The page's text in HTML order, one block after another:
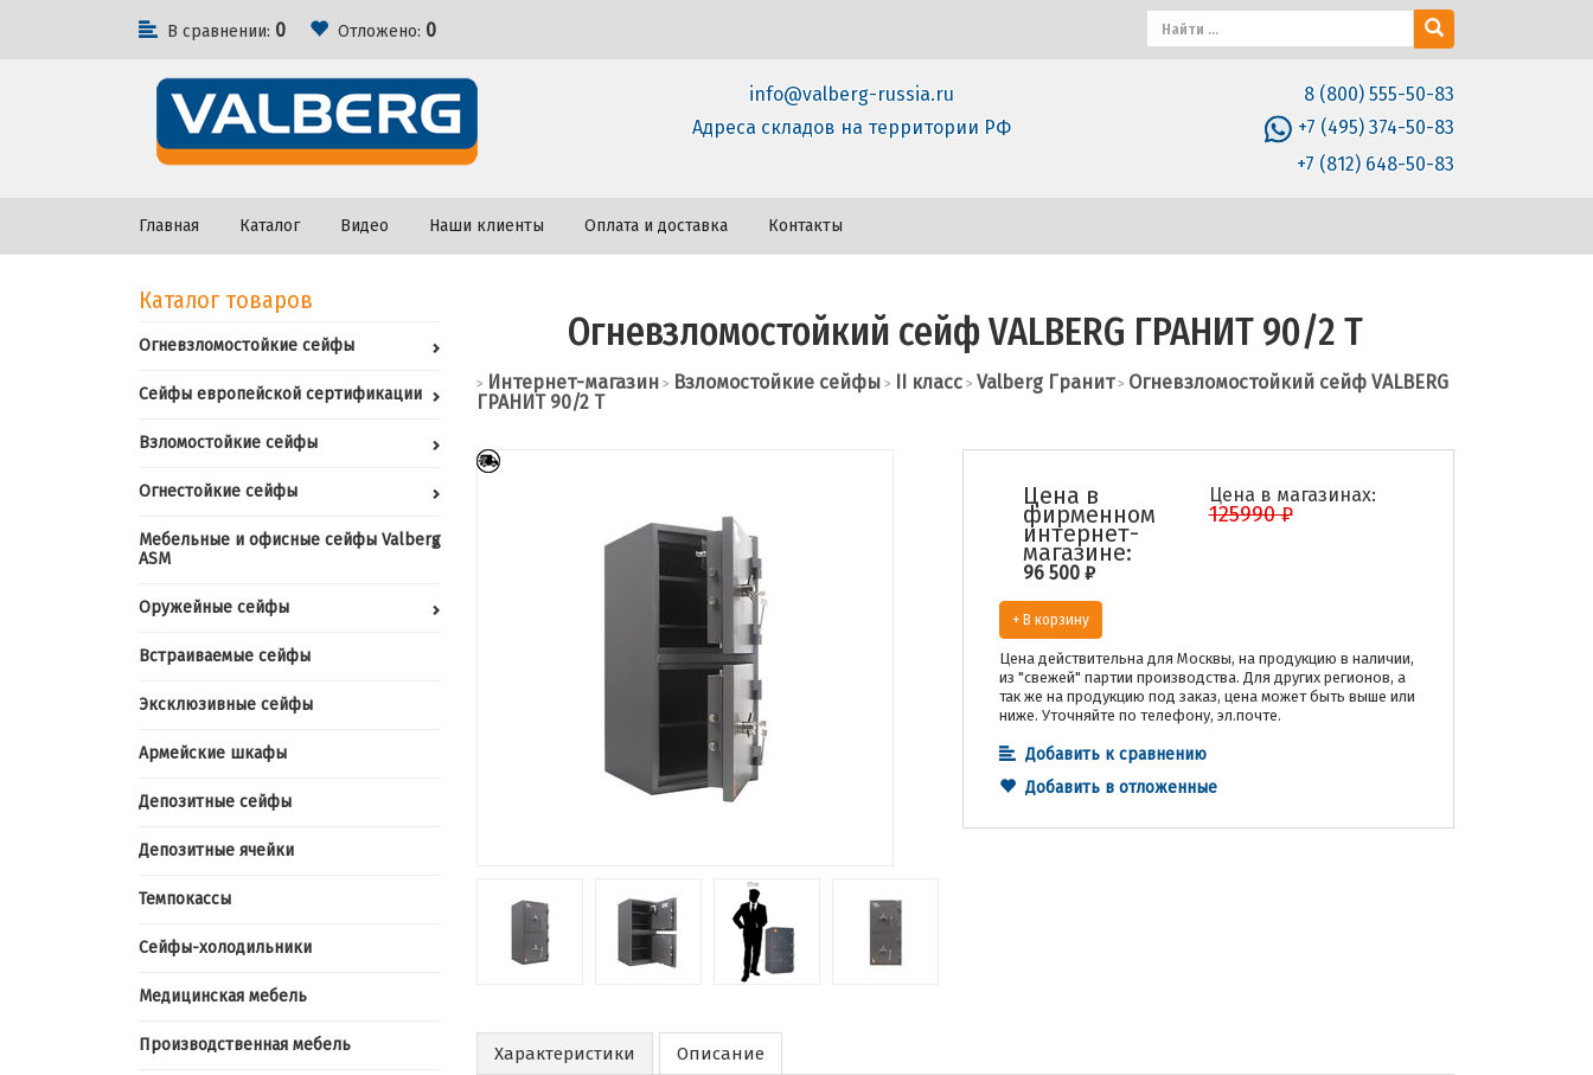
В сравнении: 0 Отложено: 0
info@valberg-russia.ru
Адреса складов на территории РФ
8 (800) 555-50-83
+7 (495) 374-50-83
+7 (812) 648-50-83
Главная Каталог Видео Наши клиенты Оплата и доставка Контакты
Каталог товаров
Огневзломостойкие сейфы
Сейфы европейской сертификации
Взломостойкие сейфы
Огнестойкие сейфы
Мебельные и офисные сейфы Valberg
ASM
Оружейные сейфы
Встраиваемые сейфы
Эксклюзивные сейфы
Армейские шкафы
Депозитные сейфы
Депозитные ячейки
Темпокассы
Сейфы-холодильники
Медицинская мебель
Производственная мебель
Огневзломостойкий сейф VALBERG ГРАНИТ 90/2 T
> Интернет-магазин > Взломостойкие сейфы > II класс > Valberg Гранит> Огневзломостойкий сейф VALBERG
ГРАНИТ 90/2 T
Цена в
фирменном
интернет-
магазине:
96 500 ₽
Цена в магазинах:
125990 ₽
+ В корзину
Цена действительна для Москвы, на продукцию в наличии,
из "свежей" партии производства. Для других регионов, а
так же на продукцию под заказ, цена может быть выше или
ниже. Уточняйте по телефону, эл.почте.
Добавить к сравнению
Добавить в отложенные
Характеристики Описание